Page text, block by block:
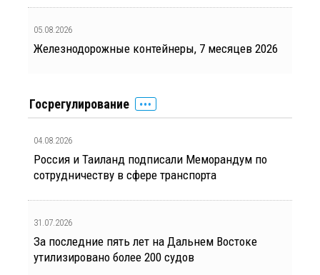
05.08.2026
Железнодорожные контейнеры, 7 месяцев 2026
Госрегулирование
04.08.2026
Россия и Таиланд подписали Меморандум по
сотрудничеству в сфере транспорта
31.07.2026
За последние пять лет на Дальнем Востоке
утилизировано более 200 судов